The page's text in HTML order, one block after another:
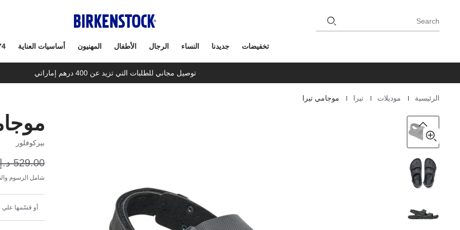
Search
تخفيضات جديدنا النساء الرجال الأطفال المهنيون أساسيات العناية
توصيل مجاني للطلبات التي تزيد عن 400 درهم إماراتي
Homepage الرئيسية موديلات تيرا موجامي تيرا
بيركوفلور
529.00 د.إ
شامل الرسوم
أو قسّمها علي 4 دفعات شهرية بقيمة 79.35 د.إ